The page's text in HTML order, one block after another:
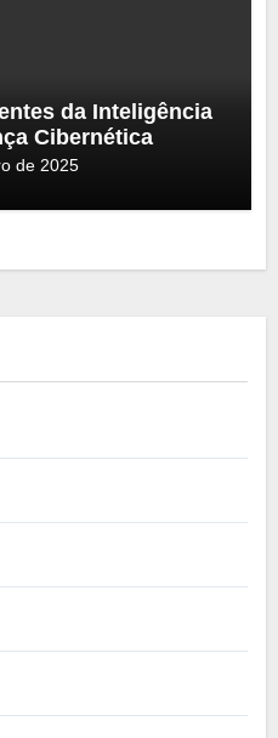
da Inteligência
Cibernética
de 2025